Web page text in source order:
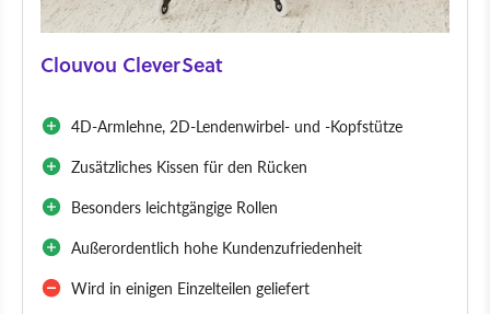
Clouvou CleverSeat
4D-Armlehne, 2D-Lendenwirbel- und -Kopfstütze
Zusätzliches Kissen für den Rücken
Besonders leichtgängige Rollen
Außerordentlich hohe Kundenzufriedenheit
Wird in einigen Einzelteilen geliefert